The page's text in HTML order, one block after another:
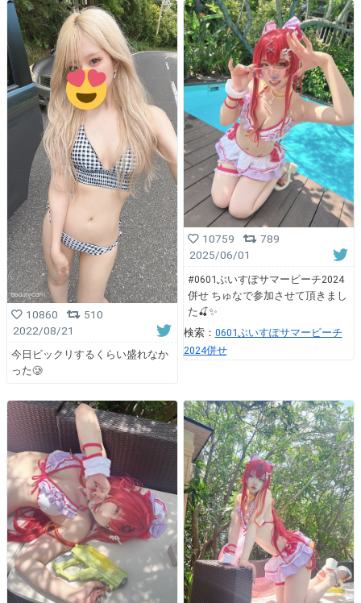
10860
510
2022/08/21
今日ビックリするくらい盛れなか
った🥲
10759
789
2025/06/01
#0601ぶいすぽサマービーチ2024
併せ ちゅなで参加させて頂きまし
た🍒✨
検索： 0601ぶいすぽサマービーチ
2024併せ